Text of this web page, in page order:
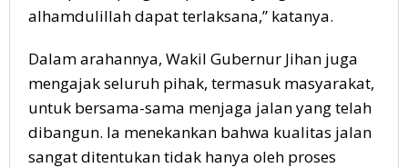
alhamdulillah dapat terlaksana,” katanya.
Dalam arahannya, Wakil Gubernur Jihan juga
mengajak seluruh pihak, termasuk masyarakat,
untuk bersama-sama menjaga jalan yang telah
dibangun. Ia menekankan bahwa kualitas jalan
sangat ditentukan tidak hanya oleh proses